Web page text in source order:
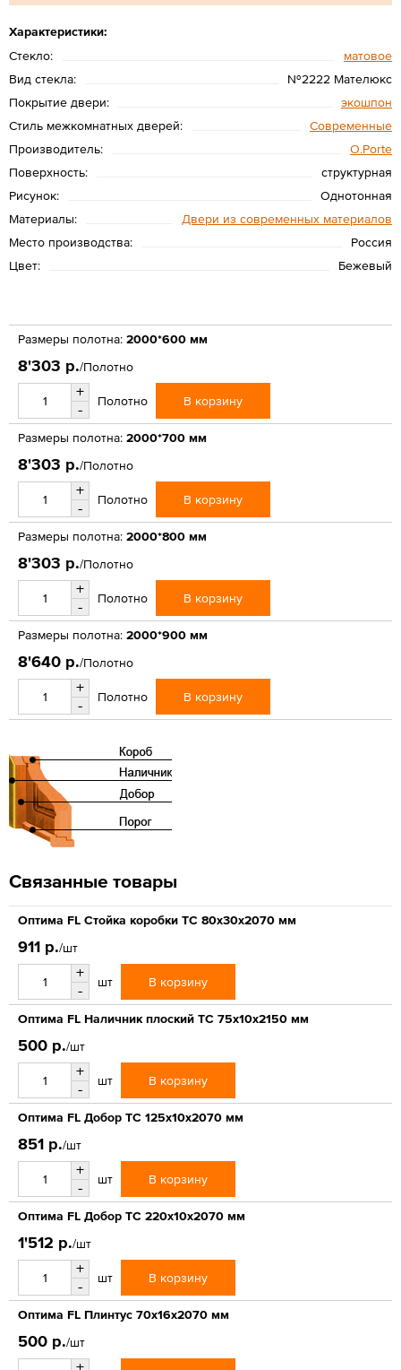
Характеристики:
Стекло:
матовое
Вид стекла:
№2222 Мателюкс
Покрытие двери:
экошпон
Стиль межкомнатных дверей:
Современные
Производитель:
O.Porte
Поверхность:
структурная
Рисунок:
Однотонная
Материалы:
Двери из современных материалов
Место производства:
Россия
Цвет:
Бежевый
Размеры полотна: 2000*600 мм
8'303 р./Полотно
+
-
Полотно В корзину
Размеры полотна: 2000*700 мм
8'303 р./Полотно
+
-
Полотно В корзину
Размеры полотна: 2000*800 мм
8'303 р./Полотно
+
-
Полотно В корзину
Размеры полотна: 2000*900 мм
8'640 р./Полотно
+
-
Полотно В корзину
Связанные товары
Оптима FL Стойка коробки ТС 80х30х2070 мм
911 р./шт
+
-
шт В корзину
Оптима FL Наличник плоский ТС 75х10х2150 мм
500 р./шт
+
-
шт В корзину
Оптима FL Добор ТС 125х10х2070 мм
851 р./шт
+
-
шт В корзину
Оптима FL Добор ТС 220х10х2070 мм
1'512 р./шт
+
-
шт В корзину
Оптима FL Плинтус 70х16х2070 мм
500 р./шт